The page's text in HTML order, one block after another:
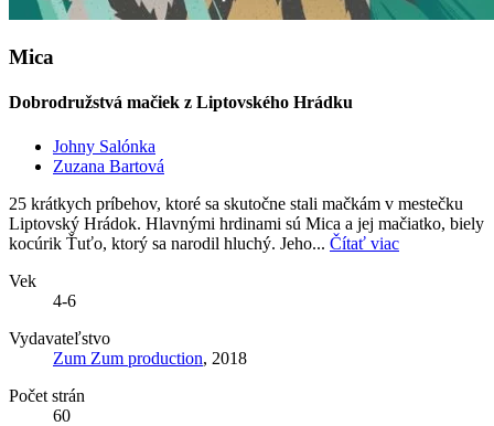
Mica
Dobrodružstvá mačiek z Liptovského Hrádku
Johny Salónka
Zuzana Bartová
25 krátkych príbehov, ktoré sa skutočne stali mačkám v mestečku
Liptovský Hrádok. Hlavnými hrdinami sú Mica a jej mačiatko, biely
kocúrik Ťuťo, ktorý sa narodil hluchý. Jeho... Čítať viac
Vek
4-6
Vydavateľstvo
Zum Zum production, 2018
Počet strán
60